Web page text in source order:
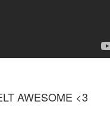
AWESOME <3